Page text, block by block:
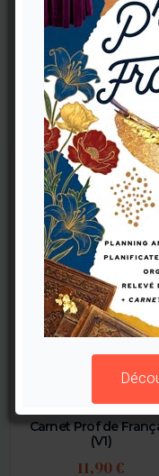
Découvrez
Même contenu
Carnet Prof de
(V1)
11,90 €